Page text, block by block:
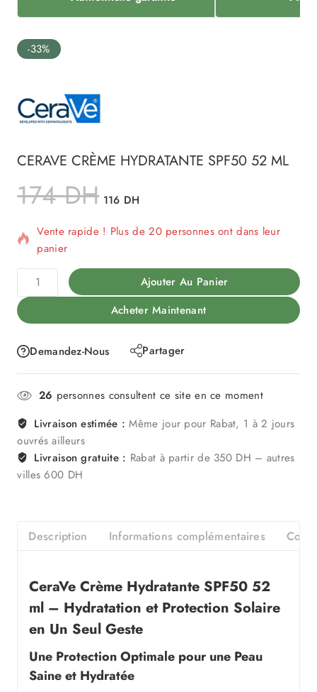
-33%
CERAVE CRÈME HYDRATANTE SPF50 52 ML
174DH 116 DH
11 produits vendus au cours des dernières 14 heures
Vente rapide ! Plus de 20 personnes ont dans leur
panier
Ajouter Au Panier
Acheter Maintenant
Demandez-Nous Partager
26 personnes consultent ce site en ce moment
Livraison estimée : Même jour pour Rabat, 1 à 2 jours
ouvrés ailleurs
Livraison gratuite : Rabat à partir de 350 DH – autres
villes 600 DH
Description Informations complémentaires
CeraVe Crème Hydratante SPF50 52
ml – Hydratation et Protection Solaire
en Un Seul Geste
Une Protection Optimale pour une Peau
Saine et Hydratée